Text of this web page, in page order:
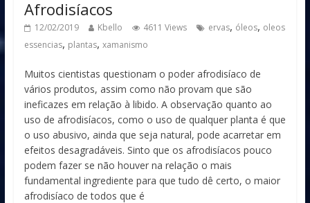
Afrodisíacos
12/02/2019 Kbello 4611 Views ervas, óleos, oleos
essencias, plantas, xamanismo
Muitos cientistas questionam o poder afrodisíaco de
vários produtos, assim como não provam que são
ineficazes em relação à libido. A observação quanto ao
uso de afrodisíacos, como o uso de qualquer planta é que
o uso abusivo, ainda que seja natural, pode acarretar em
efeitos desagradáveis. Sinto que os afrodisíacos pouco
podem fazer se não houver na relação o mais
fundamental ingrediente para que tudo dê certo, o maior
afrodisíaco de todos que é